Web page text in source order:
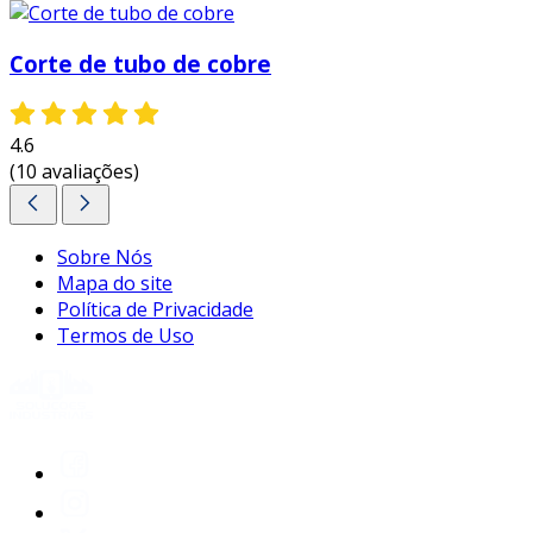
aplicações do serviço de dobra de chapas, é
evidente que essa técnica desempenha um
papel vital na produção industrial moderna.
portanto, se você tem um projeto específico em
mente, não hesite em entrar em contato e
solicitar um orçamento personalizado!
Corte de tubo de cobre
4.6
(10 avaliações)
Sobre Nós
Mapa do site
Política de Privacidade
Termos de Uso